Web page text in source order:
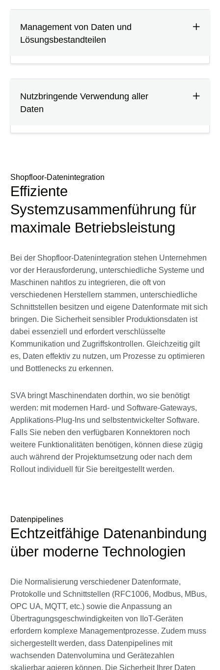
Management von Daten und
Lösungsbestandteilen
Nutzbringende Verwendung aller
Daten
Shopfloor-Datenintegration
Effiziente
Systemzusammenführung für
maximale Betriebsleistung
Bei der Shopfloor-Datenintegration stehen Unternehmen
vor der Herausforderung, unterschiedliche Systeme und
Maschinen nahtlos zu integrieren, die oft von
verschiedenen Herstellern stammen, unterschiedliche
Schnittstellen besitzen und eigene Datenformate mit sich
bringen. Die Sicherheit sensibler Produktionsdaten ist
dabei essenziell und erfordert verschlüsselte
Kommunikation und Zugriffskontrollen. Gleichzeitig gilt
es, Daten effektiv zu nutzen, um Prozesse zu optimieren
und Bottlenecks zu erkennen.
SVA bringt Maschinendaten dorthin, wo sie benötigt
werden: mit modernen Hard- und Software-Gateways,
Applikations-Plug-Ins und selbstentwickelter Software.
Falls Sie neben den verfügbaren Konnektoren noch
weitere Funktionalitäten benötigen, können diese zügig
auch während der Projektumsetzung oder nach dem
Rollout individuell für Sie bereitgestellt werden.
Datenpipelines
Echtzeitfähige Datenanbindung
über moderne Technologien
Die Normalisierung verschiedener Datenformate,
Protokolle und Schnittstellen (RFC1006, Modbus, MBus,
OPC UA, MQTT, etc.) sowie die Anpassung an
Übertragungsgeschwindigkeiten von IIoT-Geräten
erfordern komplexe Managementprozesse. Zudem muss
sichergestellt werden, dass Datenpipelines mit
wachsenden Datenvolumina und Gerätezahlen
skalierbar agieren können. Die Sicherheit Ihrer Daten